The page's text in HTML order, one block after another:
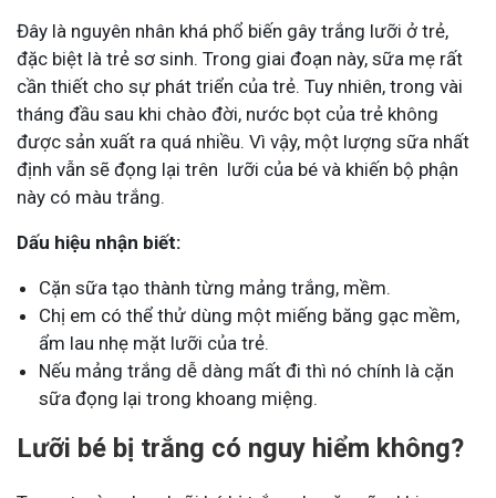
Đây là nguyên nhân khá phổ biến gây trắng lưỡi ở trẻ,
đặc biệt là trẻ sơ sinh. Trong giai đoạn này, sữa mẹ rất
cần thiết cho sự phát triển của trẻ. Tuy nhiên, trong vài
tháng đầu sau khi chào đời, nước bọt của trẻ không
được sản xuất ra quá nhiều. Vì vậy, một lượng sữa nhất
định vẫn sẽ đọng lại trên lưỡi của bé và khiến bộ phận
này có màu trắng.
Dấu hiệu nhận biết:
Cặn sữa tạo thành từng mảng trắng, mềm.
Chị em có thể thử dùng một miếng băng gạc mềm,
ẩm lau nhẹ mặt lưỡi của trẻ.
Nếu mảng trắng dễ dàng mất đi thì nó chính là cặn
sữa đọng lại trong khoang miệng.
Lưỡi bé bị trắng có nguy hiểm không?